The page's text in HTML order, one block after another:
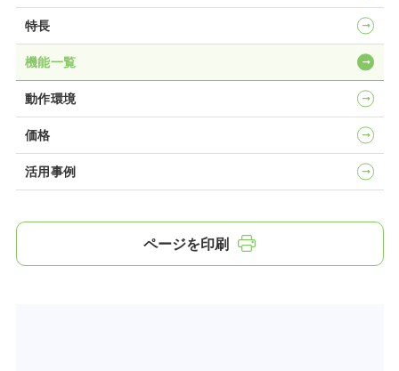
特長
機能一覧
動作環境
価格
活用事例
ページを印刷